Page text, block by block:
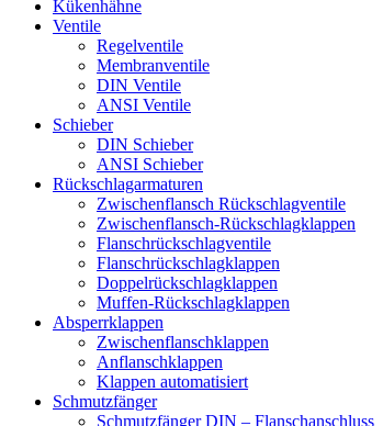
Kükenhähne
Ventile
Regelventile
Membranventile
DIN Ventile
ANSI Ventile
Schieber
DIN Schieber
ANSI Schieber
Rückschlag­armaturen
Zwischenflansch Rückschlagventile
Zwischenflansch-Rückschlagklappen
Flanschrückschlagventile
Flanschrückschlagklappen
Doppelrückschlagklappen
Muffen-Rückschlagklappen
Absperrklappen
Zwischenflanschklappen
Anflanschklappen
Klappen automatisiert
Schmutzfänger
Schmutzfänger DIN – Flanschanschluss